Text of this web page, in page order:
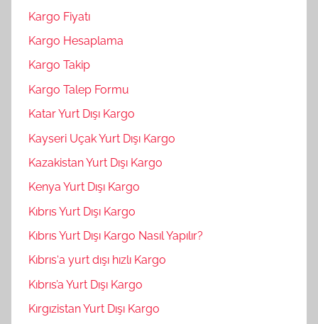
Kargo Fiyatı
Kargo Hesaplama
Kargo Takip
Kargo Talep Formu
Katar Yurt Dışı Kargo
Kayseri Uçak Yurt Dışı Kargo
Kazakistan Yurt Dışı Kargo
Kenya Yurt Dışı Kargo
Kıbrıs Yurt Dışı Kargo
Kıbrıs Yurt Dışı Kargo Nasıl Yapılır?
Kıbrıs‘a yurt dışı hızlı Kargo
Kıbrıs’a Yurt Dışı Kargo
Kırgızistan Yurt Dışı Kargo